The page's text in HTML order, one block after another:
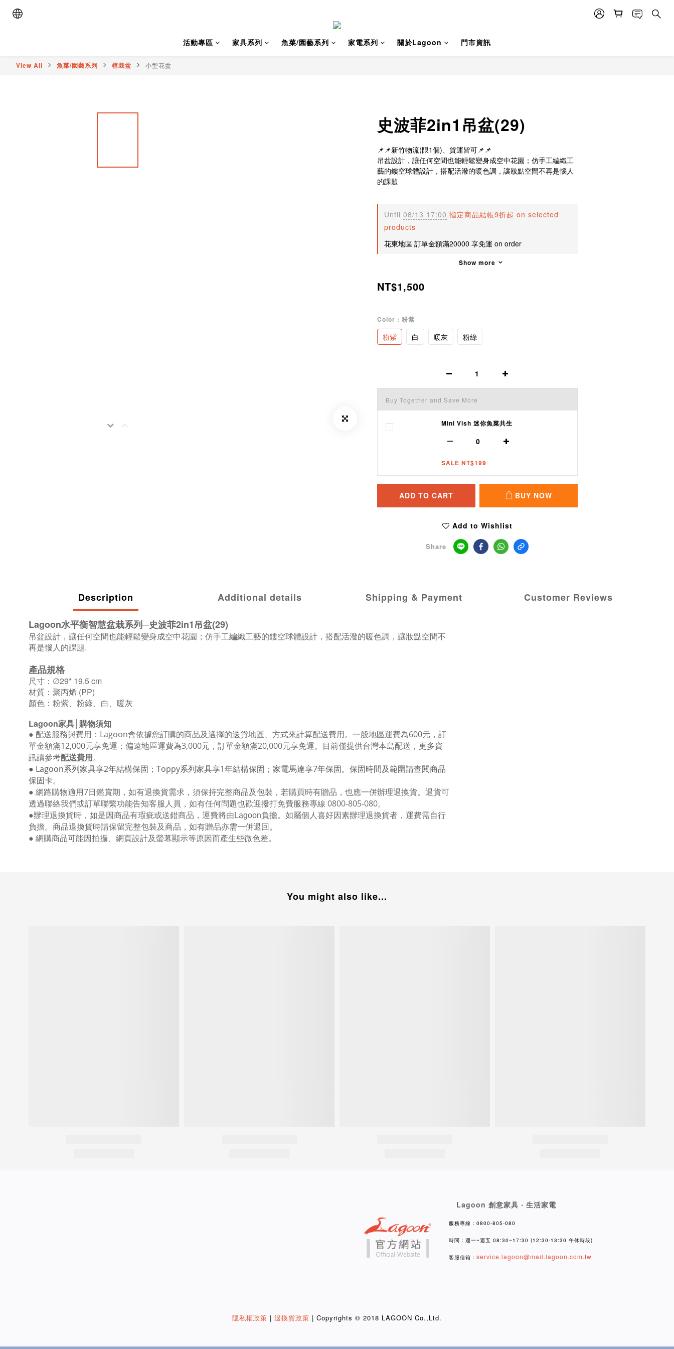
活動專區 家具系列 魚菜/園藝系列 家電系列 關於Lagoon 門市資訊
View All 魚菜/園藝系列 植栽盆 小型花盆
史波菲2in1吊盆(29)
📌📌新竹物流(限1個)、貨運皆可📌📌
吊盆設計，讓任何空間也能輕鬆變身成空中花園；仿手工編織工
藝的鏤空球體設計，搭配活潑的暖色調，讓妝點空間不再是惱人
的課題
Until 08/13 17:00 指定商品結帳9折起 on selected
products
花東地區 訂單金額滿20000 享免運 on order
Show more
NT$1,500
Color : 粉紫
粉紫 白 暖灰 粉綠
Buy Together and Save More
Mini Vish 迷你魚菜共生
SALE NT$199
ADD TO CART BUY NOW
Add to Wishlist
Share
Description Additional details Shipping & Payment Customer Reviews
Lagoon水平衡智慧盆栽系列─史波菲2in1吊盆(29)
吊盆設計，讓任何空間也能輕鬆變身成空中花園；仿手工編織工藝的鏤空球體設計，搭配活潑的暖色調，讓妝點空間不
再是惱人的課題.
產品規格
尺寸：∅29* 19.5 cm
材質：聚丙烯 (PP)
顏色：粉紫、粉綠、白、暖灰
Lagoon家具│購物須知
● 配送服務與費用： Lagoon會依據您訂購的商品及選擇的送貨地區、方式來計算配送費用。一般地區運費為600元，訂
單金額滿12,000元享免運；偏遠地區運費為3,000元，訂單金額滿20,000元享免運。目前僅提供台灣本島配送，更多資
訊請參考配送費用。
● Lagoon系列家具享2年結構保固； Toppy系列家具享1年結構保固；家電馬達享7年保固。保固時間及範圍請查閱商品
保固卡。
● 網路購物適用7日鑑賞期，如有退換貨需求，須保持完整商品及包裝，若購買時有贈品，也應一併辦理退換貨。退貨可
透過聯絡我們或訂單聯繫功能告知客服人員，如有任何問題也歡迎撥打免費服務專線 0800-805-080。
●辦理退換貨時，如是因商品有瑕疵或送錯商品，運費將由Lagoon負擔。如屬個人喜好因素辦理退換貨者，運費需自行
負擔。商品退換貨時請保留完整包裝及商品，如有贈品亦需一併退回。
● 網購商品可能因拍攝、網頁設計及螢幕顯示等原因而產生些微色差。
You might also like...
Lagoon 創意家具 ‧ 生活家電
服務專線：0800-805-080
時間：週一~週五 08:30~17:30 (12:30-13:30 午休時段)
客服信箱： service.lagoon@mail.lagoon.com.tw
隱私權政策 | 退換貨政策 | Copyrights © 2018 LAGOON Co.,Ltd.